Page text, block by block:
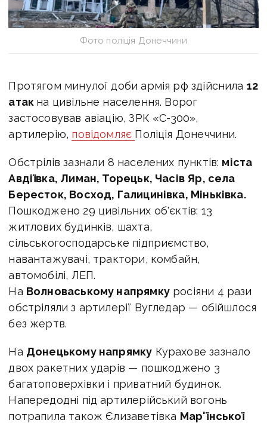
Фото поліція Донеччини
Протягом минулої доби армія рф здійснила 12
атак на цивільне населення. Ворог
застосовував авіацію, ЗРК «С-300»,
артилерію, повідомляє Поліція Донеччини.
Обстрілів зазнали 8 населених пунктів: міста
Авдіївка, Лиман, Торецьк, Часів Яр, села
Бересток, Восход, Галицинівка, Міньківка.
Пошкоджено 29 цивільних об'єктів: 13
житлових будинків, шахта,
сільськогосподарське підприємство,
навантажувачі, трактори, комбайн,
автомобілі, ЛЕП.
На Волноваському напрямкуросіяни 4 рази
обстріляли з артилерії Вугледар — обійшлося
без жертв.
На Донецькому напрямку Курахове зазнало
двох ракетних ударів — пошкоджено 3
багатоповерхівки і приватний будинок.
Напередодні під артилерійський вогонь
потрапила також Єлизаветівка Мар'їнської